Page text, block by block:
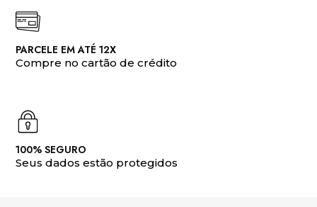
PARCELE EM ATÉ 12X
Compre no cartão de crédito
100% SEGURO
Seus dados estão protegidos